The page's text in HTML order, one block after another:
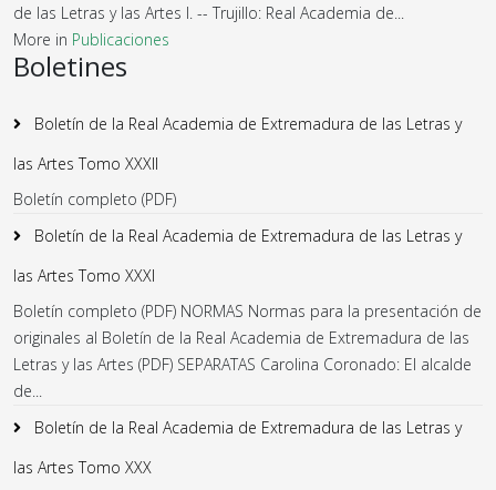
de las Letras y las Artes I. -- Trujillo: Real Academia de...
More in Publicaciones
Boletines
Boletín de la Real Academia de Extremadura de las Letras y
las Artes Tomo XXXII
Boletín completo (PDF)
Boletín de la Real Academia de Extremadura de las Letras y
las Artes Tomo XXXI
Boletín completo (PDF) NORMAS Normas para la presentación de
originales al Boletín de la Real Academia de Extremadura de las
Letras y las Artes (PDF) SEPARATAS Carolina Coronado: El alcalde
de...
Boletín de la Real Academia de Extremadura de las Letras y
las Artes Tomo XXX